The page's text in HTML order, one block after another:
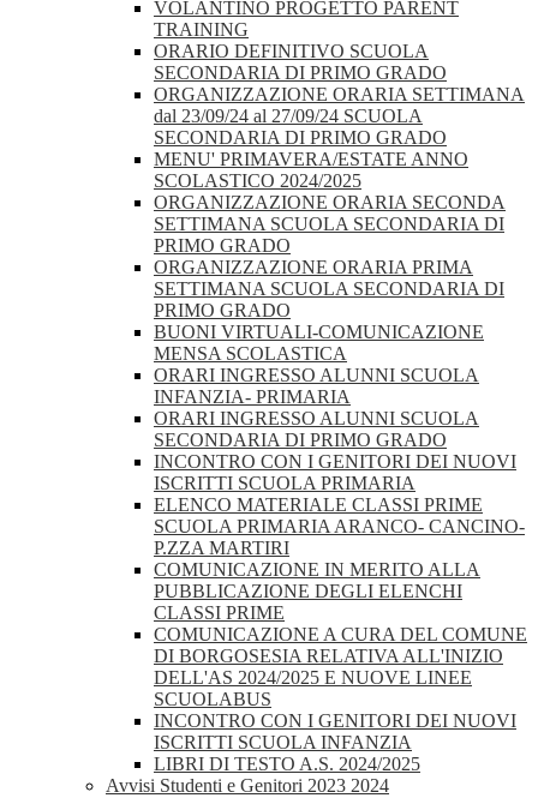
VOLANTINO PROGETTO PARENT
TRAINING
ORARIO DEFINITIVO SCUOLA
SECONDARIA DI PRIMO GRADO
ORGANIZZAZIONE ORARIA SETTIMANA
dal 23/09/24 al 27/09/24 SCUOLA
SECONDARIA DI PRIMO GRADO
MENU' PRIMAVERA/ESTATE ANNO
SCOLASTICO 2024/2025
ORGANIZZAZIONE ORARIA SECONDA
SETTIMANA SCUOLA SECONDARIA DI
PRIMO GRADO
ORGANIZZAZIONE ORARIA PRIMA
SETTIMANA SCUOLA SECONDARIA DI
PRIMO GRADO
BUONI VIRTUALI-COMUNICAZIONE
MENSA SCOLASTICA
ORARI INGRESSO ALUNNI SCUOLA
INFANZIA- PRIMARIA
ORARI INGRESSO ALUNNI SCUOLA
SECONDARIA DI PRIMO GRADO
INCONTRO CON I GENITORI DEI NUOVI
ISCRITTI SCUOLA PRIMARIA
ELENCO MATERIALE CLASSI PRIME
SCUOLA PRIMARIA ARANCO- CANCINO-
P.ZZA MARTIRI
COMUNICAZIONE IN MERITO ALLA
PUBBLICAZIONE DEGLI ELENCHI
CLASSI PRIME
COMUNICAZIONE A CURA DEL COMUNE
DI BORGOSESIA RELATIVA ALL'INIZIO
DELL'AS 2024/2025 E NUOVE LINEE
SCUOLABUS
INCONTRO CON I GENITORI DEI NUOVI
ISCRITTI SCUOLA INFANZIA
LIBRI DI TESTO A.S. 2024/2025
Avvisi Studenti e Genitori 2023 2024